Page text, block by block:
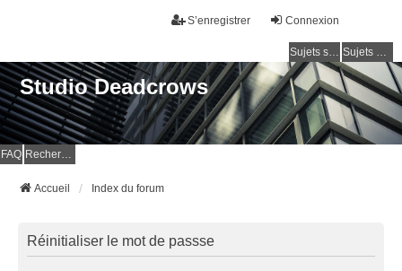
Connexion
S’enregistrer
Sujets sans réponse Sujets actifs
Studio Deadcrows
FAQ Rechercher
Accueil Index du forum
Réinitialiser le mot de passse